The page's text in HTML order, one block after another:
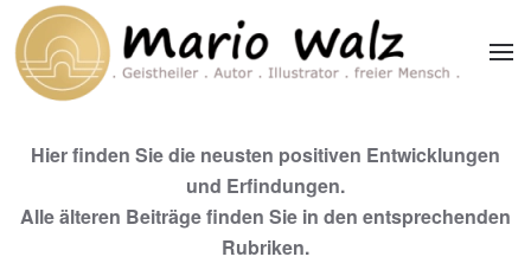
Zum Hauptinhalt springen
Hier finden Sie die neusten positiven Entwicklungen
und Erfindungen.
Alle älteren Beiträge finden Sie in den entsprechenden
Rubriken.